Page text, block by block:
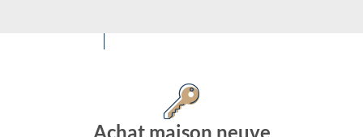
Achat maison neuve